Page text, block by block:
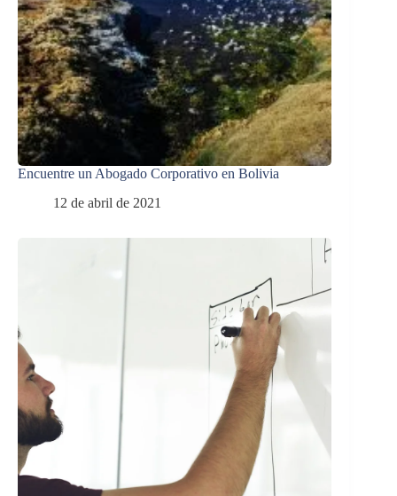
Encuentre un Abogado Corporativo en Bolivia
12 de abril de 2021